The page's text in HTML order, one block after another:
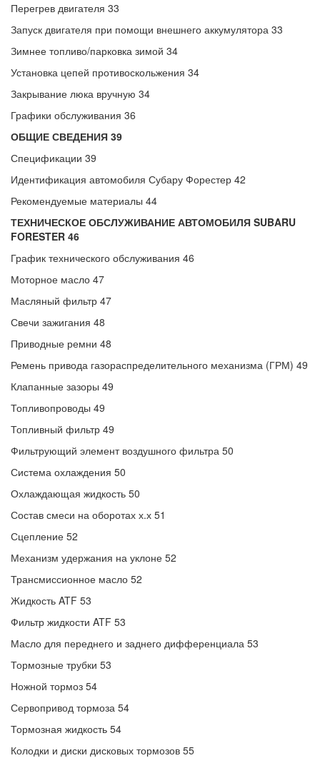
Перегрев двигателя 33
Запуск двигателя при помощи внешнего аккумулятора 33
Зимнее топливо/парковка зимой 34
Установка цепей противоскольжения 34
Закрывание люка вручную 34
Графики обслуживания 36
ОБЩИЕ СВЕДЕНИЯ 39
Спецификации 39
Идентификация автомобиля Субару Форестер 42
Рекомендуемые материалы 44
ТЕХНИЧЕСКОЕ ОБСЛУЖИВАНИЕ АВТОМОБИЛЯ SUBARU
FORESTER 46
График технического обслуживания 46
Моторное масло 47
Масляный фильтр 47
Свечи зажигания 48
Приводные ремни 48
Ремень привода газораспределительного механизма (ГРМ) 49
Клапанные зазоры 49
Топливопроводы 49
Топливный фильтр 49
Фильтрующий элемент воздушного фильтра 50
Система охлаждения 50
Охлаждающая жидкость 50
Состав смеси на оборотах х.х 51
Сцепление 52
Механизм удержания на уклоне 52
Трансмиссионное масло 52
Жидкость ATF 53
Фильтр жидкости ATF 53
Масло для переднего и заднего дифференциала 53
Тормозные трубки 53
Ножной тормоз 54
Сервопривод тормоза 54
Тормозная жидкость 54
Колодки и диски дисковых тормозов 55